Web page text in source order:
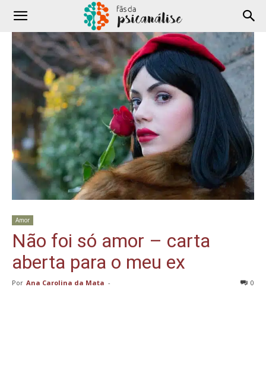
Amor
Não foi só amor – carta
aberta para o meu ex
Por Ana Carolina da Mata - 0